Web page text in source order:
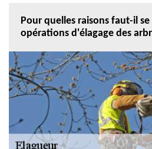
Pour quelles raisons faut-il
opérations d'élagage des